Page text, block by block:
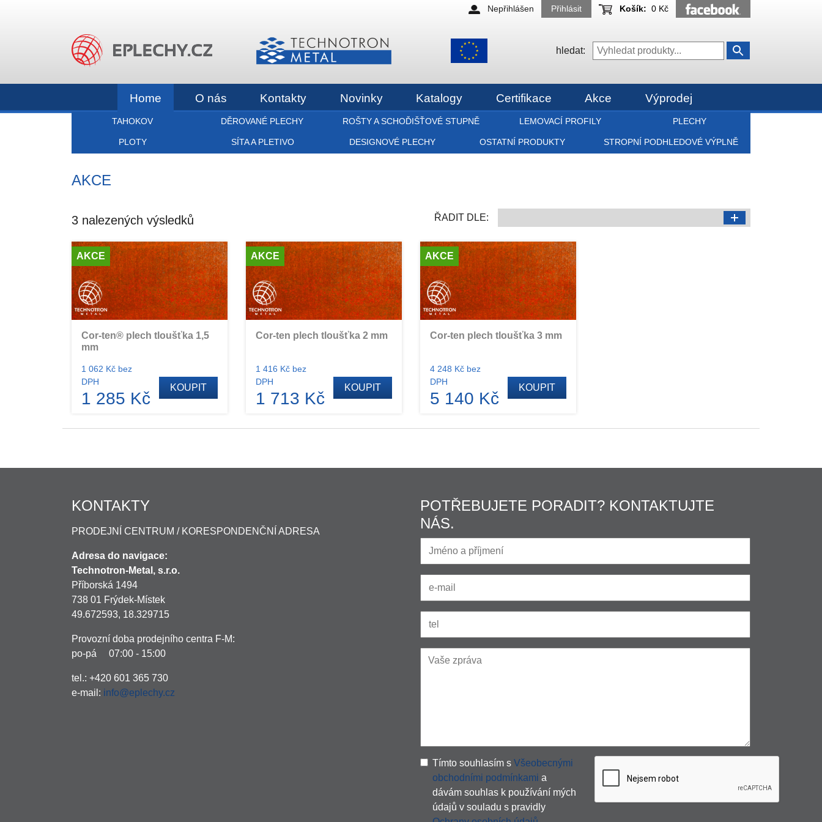
Nepřihlášen Přihlásit Košík: 0 Kč
hledat:
Home
TAHOKOV DĚROVANÉ PLECHY ROŠTY A SCHOĎIŠŤOVÉ STUPNĚ LEMOVACÍ PROFILY PLECHY
PLOTY SÍTA A PLETIVO DESIGNOVÉ PLECHY OSTATNÍ PRODUKTY STROPNÍ PODHLEDOVÉ VÝPLNĚ
O nás Kontakty Novinky Katalogy Certifikace Akce Výprodej
AKCE
3 nalezených výsledků ŘADIT DLE:
AKCE
Cor-ten® plech tloušťka 1,5
mm
1 062 Kč bez
DPH
1 285 Kč
KOUPIT
AKCE
Cor-ten plech tloušťka 2 mm
1 416 Kč bez
DPH
1 713 Kč
KOUPIT
AKCE
Cor-ten plech tloušťka 3 mm
4 248 Kč bez
DPH
5 140 Kč
KOUPIT
KONTAKTY
PRODEJNÍ CENTRUM / KORESPONDENČNÍ ADRESA
Adresa do navigace:
Technotron-Metal, s.r.o.
Příborská 1494
738 01 Frýdek-Místek
49.672593, 18.329715
Provozní doba prodejního centra F-M:
po-pá 07:00 - 15:00
tel.: +420 601 365 730
e-mail: info@eplechy.cz
POTŘEBUJETE PORADIT? KONTAKTUJTE
NÁS.
Tímto souhlasím s Všeobecnými
obchodními podmínkami a
dávám souhlas k používání mých
údajů v souladu s pravidly